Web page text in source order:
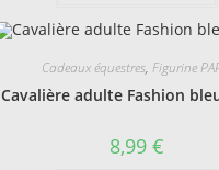
Cadeaux équestres, Figurine
Cavalière adulte Fashion
8,99 €